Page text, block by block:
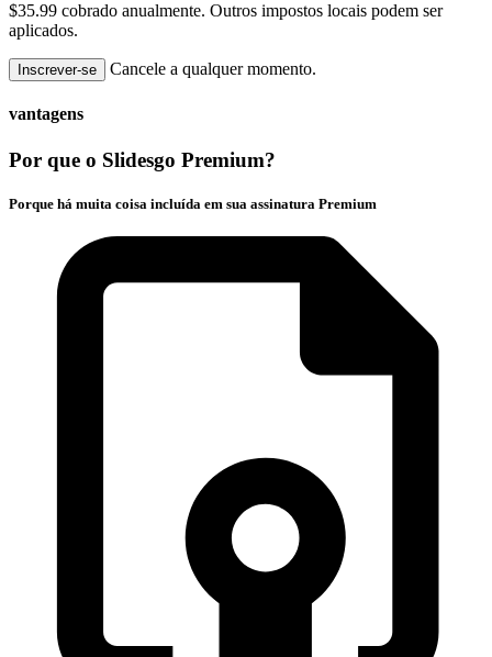
$35.99 cobrado anualmente. Outros impostos locais podem ser
aplicados.
Inscrever-se Cancele a qualquer momento.
vantagens
Por que o Slidesgo Premium?
Porque há muita coisa incluída em sua assinatura Premium